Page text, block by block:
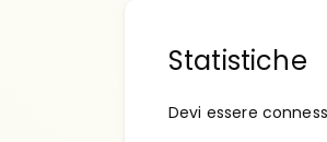
Statistiche
Devi essere